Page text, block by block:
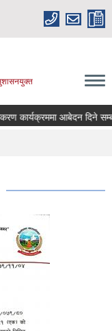
आबेदन दिने सम्बन्धमा।